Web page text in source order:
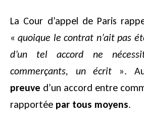
La Cour d’appel de Paris
«quoique le contrat n’ait pas
d’un tel accord ne
commerçants, un écrit ».
preuve d’un accord entre
rapportée par tous moyens.